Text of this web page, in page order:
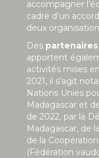
accompagner
cadre d’un
deux
Des
apportent
activités mises
2021, il s’agit
Nations Unies
Madagascar et
de 2022, par la
Madagascar, de
de la
(Fédération